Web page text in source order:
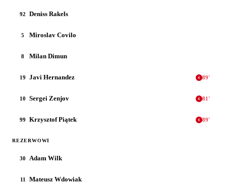
92 Deniss Rakels
5 Miroslav Covilo
8 Milan Dimun
19 Javi Hernandez 89'
10 Sergei Zenjov 81 '
99 Krzysztof Piątek 89'
REZERWOWI
30 Adam Wilk
11 Mateusz Wdowiak